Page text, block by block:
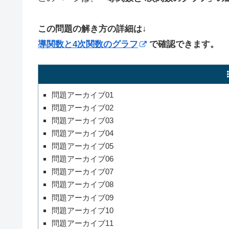
この問題の解き方の詳細は↓
導関数と4次関数のグラフ
で確認できます。
問題アーカイブ01
問題アーカイブ02
問題アーカイブ03
問題アーカイブ04
問題アーカイブ05
問題アーカイブ06
問題アーカイブ07
問題アーカイブ08
問題アーカイブ09
問題アーカイブ10
問題アーカイブ11